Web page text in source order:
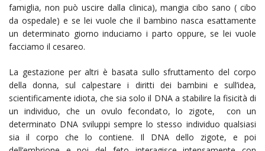
famiglia, non può uscire dalla clinica), mangia cibo sano ( cibo
da ospedale) e se lei vuole che il bambino nasca esattamente
un determinato giorno induciamo i parto oppure, se lei vuole
facciamo il cesareo.
La gestazione per altri è basata sullo sfruttamento del corpo
della donna, sul calpestare i diritti dei bambini e sull’idea,
scientificamente idiota, che sia solo il DNA a stabilire la fisicità di
un individuo, che un ovulo fecondato, lo zigote, con un
determinato DNA sviluppi sempre lo stesso individuo qualsiasi
sia il corpo che lo contiene. Il DNA dello zigote, e poi